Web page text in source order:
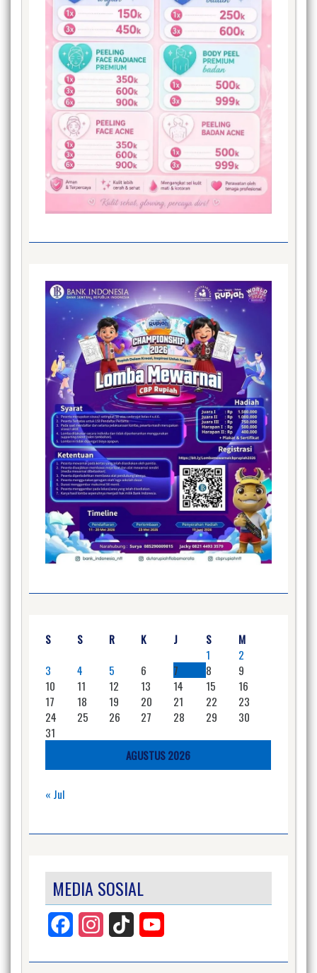
AGUSTUS 2026
S S R K J S
M
1
2
3
4 5 6 7 8
9
10
11 12 13 14 15
16
17
18 19 20 21 22
23
24
25 26 27 28 29
30
31
« Jul
MEDIA SOSIAL
Facebook InstagramTikTok